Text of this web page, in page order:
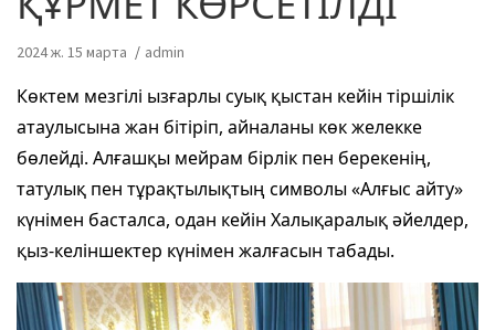
2024 ж. 15 марта admin
Көктем мезгілі ызғарлы суық қыстан кейін тіршілік
атаулысына жан бітіріп, айналаны көк желекке
бөлейді. Алғашқы мейрам бірлік пен берекенің,
татулық пен тұрақтылықтың символы «Алғыс айту»
күнімен басталса, одан кейін Халықаралық әйелдер,
қыз-келіншектер күнімен жалғасын табады.